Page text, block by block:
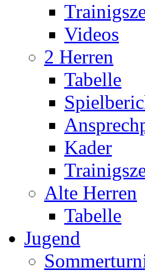
Videos
2 Herren
Tabelle
Kader
Alte Herren
Tabelle
Jugend